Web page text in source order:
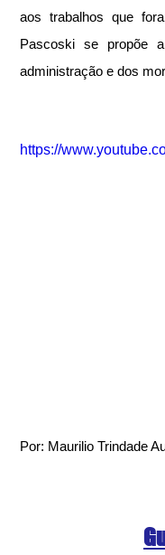
aos trabalhos que
Pascoski se propõe
administração e dos
https://
Por: Maurilio Trindade